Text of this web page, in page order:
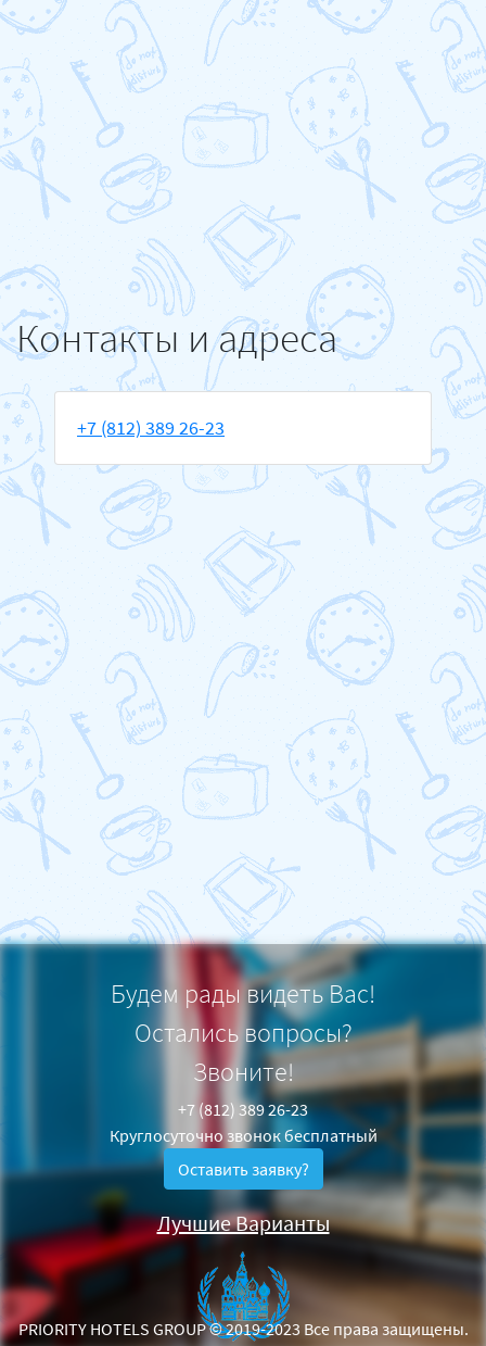
Контакты и адреса
+7 (812) 389 26-23
Будем рады видеть Вас!
Лучшие Варианты
Остались вопросы?
Звоните!
+7 (812) 389 26-23
Круглосуточно звонок бесплатный
Оставить заявку?
PRIORITY HOTELS GROUP © 2019-2023 Все права защищены.